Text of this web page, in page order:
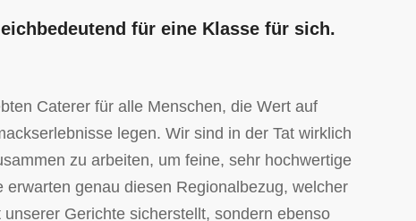
für eine Klasse für sich.
Caterer für alle Menschen, die Wert auf
legen. Wir sind in der Tat wirklich
zu arbeiten, um feine, sehr hochwertige
genau diesen Regionalbezug, welcher
Gerichte sicherstellt, sondern ebenso